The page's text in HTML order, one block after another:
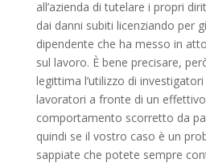
all’azienda di tutelare i propri
dai danni subiti licenziando per
dipendente che ha messo in
sul lavoro. È bene precisare,
legittima l’utilizzo di
lavoratori a fronte di un
comportamento scorretto da
quindi se il vostro caso è un
sappiate che potete sempre